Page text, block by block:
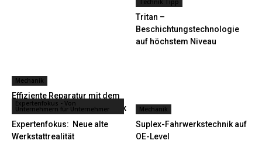
Mechanik
Effiziente Reparatur mit dem
UV-Lacksystem von SprayMax
Technik Tipp
Tritan –
Beschichtungstechnologie
auf höchstem Niveau
Expertenfokus - Von
Unternehmern für Unternehmer
Expertenfokus: Neue alte
Werkstattrealität
Mechanik
Suplex-Fahrwerkstechnik auf
OE-Level